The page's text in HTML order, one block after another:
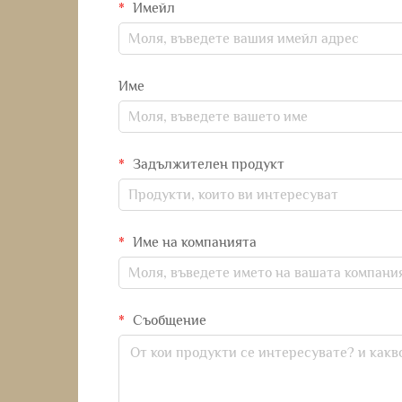
Имейл
Име
Задължителен продукт
Име на компанията
Съобщение